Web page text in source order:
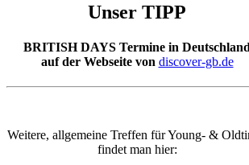
Unser TIPP
BRITISH DAYS Termine in Deutschland
auf der Webseite von discover-gb.de
Weitere, allgemeine Treffen für Young- &
findet man hier: